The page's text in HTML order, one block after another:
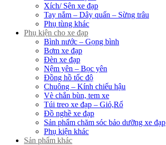
Xích/ Sên xe đạp
Tay nắm – Dây quấn – Sừng trâu
Phụ tùng khác
Phụ kiện cho xe đạp
Bình nước – Gọng bình
Bơm xe đạp
Đèn xe đạp
Nệm yên – Bọc yên
Đồng hồ tốc độ
Chuông – Kính chiếu hậu
Vè chắn bùn, tem xe
Túi treo xe đạp – Giỏ,Rổ
Đồ nghề xe đạp
Sản phẩm chăm sóc bảo dưỡng xe đạp
Phụ kiện khác
Sản phẩm khác